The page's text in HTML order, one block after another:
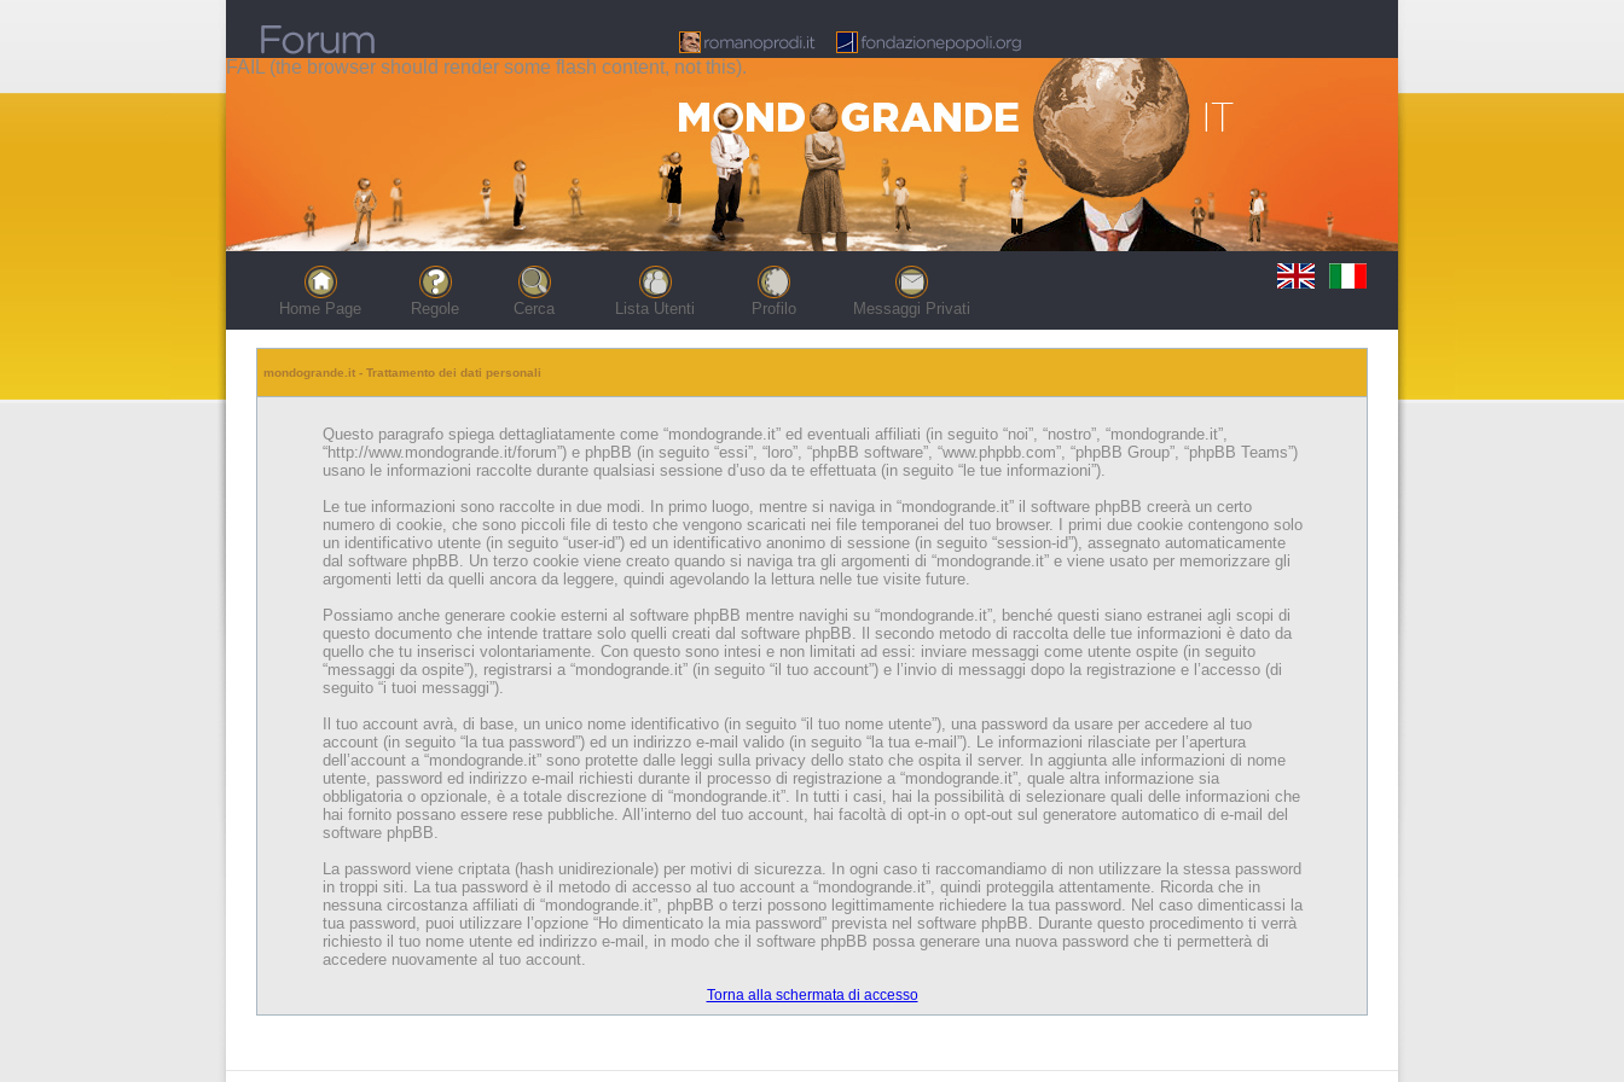
FAIL (the browser should render some flash content, not this).
Home Page Regole Cerca Lista Utenti Profilo Messaggi Privati
mondogrande.it - Trattamento dei dati personali
Questo paragrafo spiega dettagliatamente come “mondogrande.it” ed eventuali affiliati (in seguito “noi”, “nostro”, “mondogrande.it”,
“http://www.mondogrande.it/forum”) e phpBB (in seguito “essi”, “loro”, “phpBB software”, “www.phpbb.com”, “phpBB Group”, “phpBB Teams”)
usano le informazioni raccolte durante qualsiasi sessione d’uso da te effettuata (in seguito “le tue informazioni”).
Le tue informazioni sono raccolte in due modi. In primo luogo, mentre si naviga in “mondogrande.it” il software phpBB creerà un certo
numero di cookie, che sono piccoli file di testo che vengono scaricati nei file temporanei del tuo browser. I primi due cookie contengono solo
un identificativo utente (in seguito “user-id”) ed un identificativo anonimo di sessione (in seguito “session-id”), assegnato automaticamente
dal software phpBB. Un terzo cookie viene creato quando si naviga tra gli argomenti di “mondogrande.it” e viene usato per memorizzare gli
argomenti letti da quelli ancora da leggere, quindi agevolando la lettura nelle tue visite future.
Possiamo anche generare cookie esterni al software phpBB mentre navighi su “mondogrande.it”, benché questi siano estranei agli scopi di
questo documento che intende trattare solo quelli creati dal software phpBB. Il secondo metodo di raccolta delle tue informazioni è dato da
quello che tu inserisci volontariamente. Con questo sono intesi e non limitati ad essi: inviare messaggi come utente ospite (in seguito
“messaggi da ospite”), registrarsi a “mondogrande.it” (in seguito “il tuo account”) e l’invio di messaggi dopo la registrazione e l’accesso (di
seguito “i tuoi messaggi”).
Il tuo account avrà, di base, un unico nome identificativo (in seguito “il tuo nome utente”), una password da usare per accedere al tuo
account (in seguito “la tua password”) ed un indirizzo e-mail valido (in seguito “la tua e-mail”). Le informazioni rilasciate per l’apertura
dell’account a “mondogrande.it” sono protette dalle leggi sulla privacy dello stato che ospita il server. In aggiunta alle informazioni di nome
utente, password ed indirizzo e-mail richiesti durante il processo di registrazione a “mondogrande.it”, quale altra informazione sia
obbligatoria o opzionale, è a totale discrezione di “mondogrande.it”. In tutti i casi, hai la possibilità di selezionare quali delle informazioni che
hai fornito possano essere rese pubbliche. All’interno del tuo account, hai facoltà di opt-in o opt-out sul generatore automatico di e-mail del
software phpBB.
La password viene criptata (hash unidirezionale) per motivi di sicurezza. In ogni caso ti raccomandiamo di non utilizzare la stessa password
in troppi siti. La tua password è il metodo di accesso al tuo account a “mondogrande.it”, quindi proteggila attentamente. Ricorda che in
nessuna circostanza affiliati di “mondogrande.it”, phpBB o terzi possono legittimamente richiedere la tua password. Nel caso dimenticassi la
tua password, puoi utilizzare l’opzione “Ho dimenticato la mia password” prevista nel software phpBB. Durante questo procedimento ti verrà
richiesto il tuo nome utente ed indirizzo e-mail, in modo che il software phpBB possa generare una nuova password che ti permetterà di
accedere nuovamente al tuo account.
Torna alla schermata di accesso